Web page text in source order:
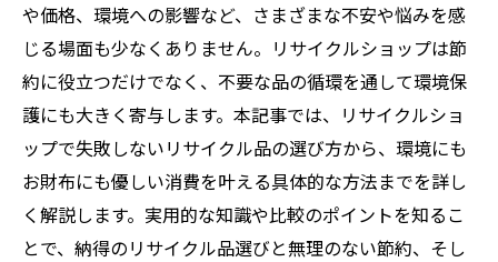
や価格、環境への影響など、さまざまな不安や悩みを感
じる場面も少なくありません。リサイクルショップは節
約に役立つだけでなく、不要な品の循環を通して環境保
護にも大きく寄与します。本記事では、リサイクルショ
ップで失敗しないリサイクル品の選び方から、環境にも
お財布にも優しい消費を叶える具体的な方法までを詳し
く解説します。実用的な知識や比較のポイントを知るこ
とで、納得のリサイクル品選びと無理のない節約、そし